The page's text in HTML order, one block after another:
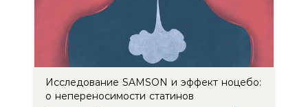
Исследование SAMSON и эффект ноцебо:
о непереносимости статинов